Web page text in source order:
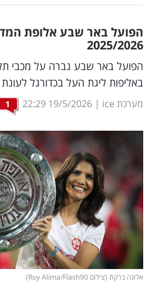
דיגיטל
וטק
שיווק
ופרסום
משפט
מדדים
ומחקרים
דעות
רכילות
עסקית
קריפטו
הפועל באר שבע אלופת
2025/2026
באליפות ליגת העל בכדורגל לעונת 2025/2026
מערכת ice |
19/5/2026
22:29
1
אלונה ברקת (צילום Roy Alima/Flash90)